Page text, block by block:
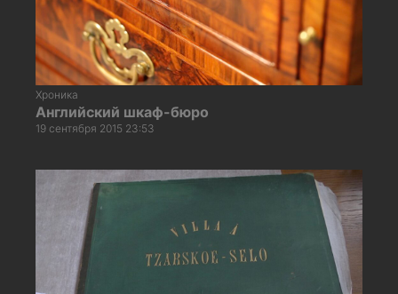
Хроника
Английский шкаф-бюро
19 сентября 2015 23:53